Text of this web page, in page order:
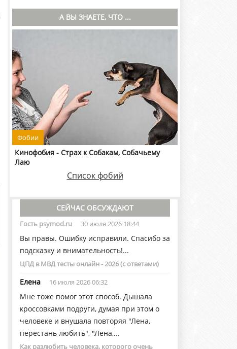
А ВЫ ЗНАЕТЕ, ЧТО ...
Фобии
Кинофобия - Страх к Собакам, Собачьему
Лаю
Список фобий
СЕЙЧАС ОБСУЖДАЮТ
Гость psymod.ru 30 июля 2026 18:44
Вы правы. Ошибку исправили. Спасибо за
подсказку и внимательность!...
ЦПД в МВД тесты онлайн - 2026 (с ответами)
Елена 16 июля 2026 06:32
Мне тоже помог этот способ. Дышала
кроссовками подруги, думая при этом о
человеке и внушала повторяя "Лена,
перестань любить", "Лена,...
Как разлюбить человека, которого очень